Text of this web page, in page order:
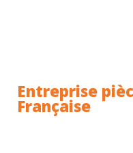
Entreprise
Française